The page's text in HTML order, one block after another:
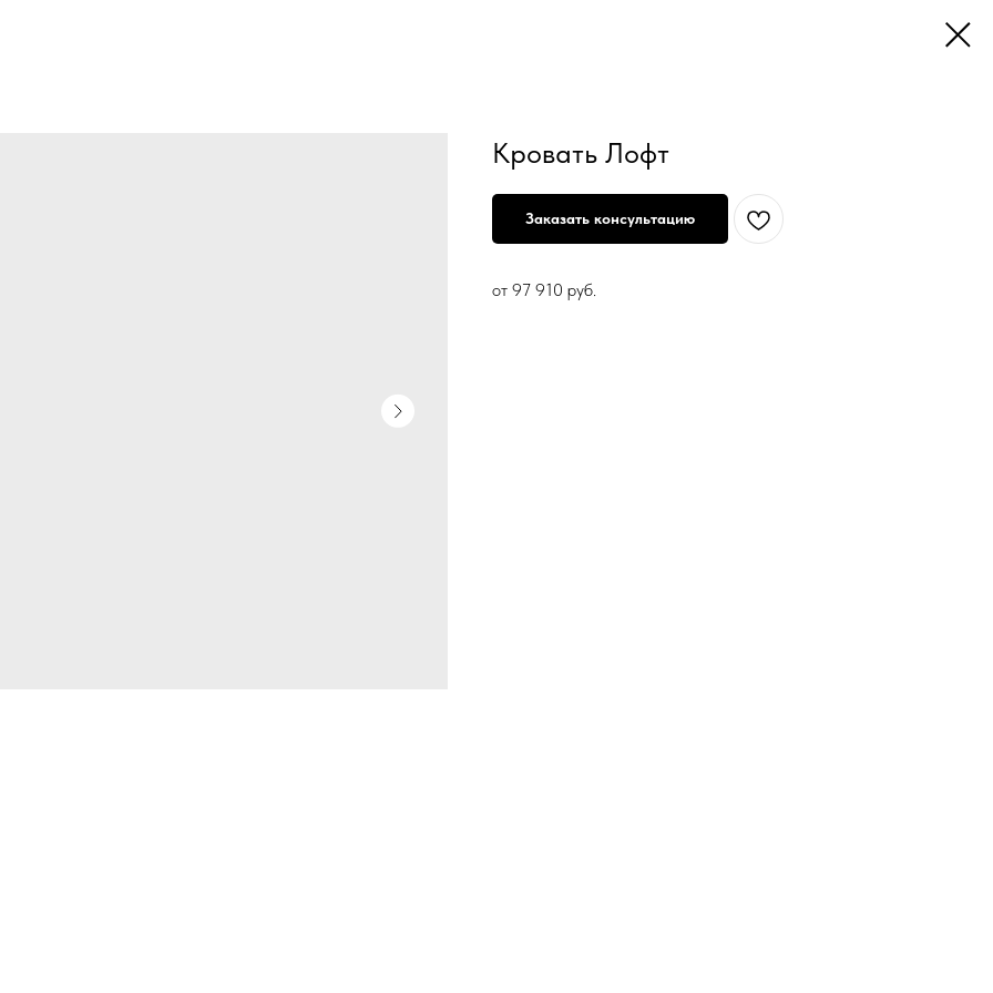
Кровать Лофт
Заказать консультацию
от 97 910 руб.